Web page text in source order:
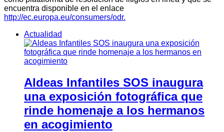
encuentra disponible en el enlace
http://ec.europa.eu/consumers/odr.
Actualidad
Aldeas Infantiles SOS inaugura
una exposición fotográfica que
rinde homenaje a los hermanos
en acogimiento